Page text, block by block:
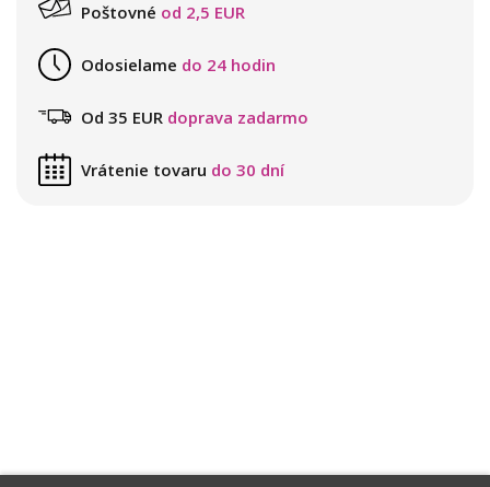
Poštovné od 2,5 EUR
Odosielame do 24 hodin
Od 35 EUR doprava zadarmo
Vrátenie tovaru do 30 dní